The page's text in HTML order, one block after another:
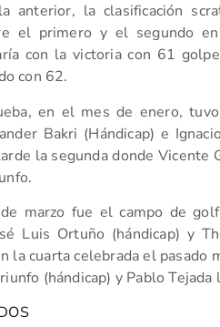
anterior, la clasificación
el primero y el segundo
con la victoria con 61
con 62.
en el mes de enero,
Bakri (Hándicap) e
la segunda donde Vicente
marzo fue el campo de
Luis Ortuño (hándicap) y
la cuarta celebrada el pasado
(hándicap) y Pablo Tejada